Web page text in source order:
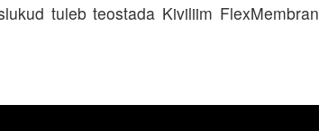
tuleb teostada Kiviliim FlexMembran